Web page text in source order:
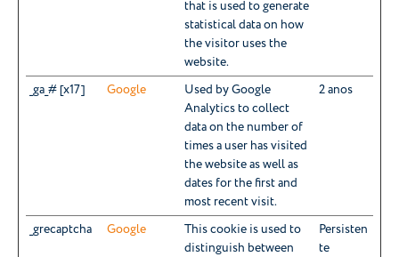
that is used to generate
statistical data on how
the visitor uses the
website.
_ga_# [x17]
Google
Used by Google
Analytics to collect
data on the number of
times a user has visited
the website as well as
dates for the first and
most recent visit.
2 anos
_grecaptcha Google
This cookie is used to
distinguish between
Persisten
te